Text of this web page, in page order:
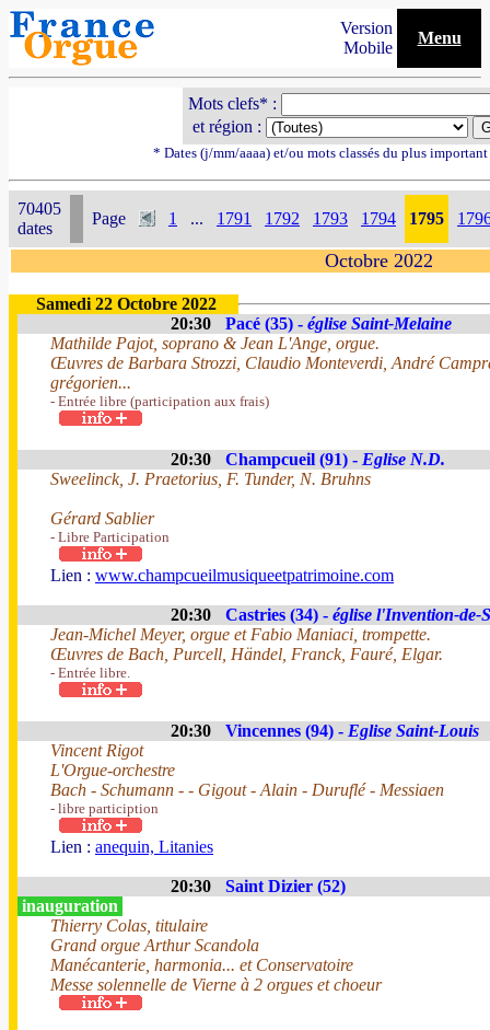
Version
Mobile
Menu
Mots clefs* :
et région :
* Dates (j/mm/aaaa) et/ou mots classés du plus
70405
dates
Page 1 ... 1791 1792 1793 1794 1795
Octobre 2022
Samedi 22 Octobre 2022
20:30
Pacé (35) - église Saint-Melaine
Mathilde Pajot, soprano & Jean L'Ange, orgue.
Œuvres de Barbara Strozzi, Claudio Monteverdi, André
grégorien...
- Entrée libre (participation aux frais)
20:30 Champcueil (91) - Eglise N.D.
Sweelinck, J. Praetorius, F. Tunder, N. Bruhns
Gérard Sablier
- Libre Participation
Lien : www.champcueilmusiqueetpatrimoine.com
20:30 Castries (34) - église l'Invention-de-
Jean-Michel Meyer, orgue et Fabio Maniaci, trompette.
Œuvres de Bach, Purcell, Händel, Franck, Fauré, Elgar.
- Entrée libre.
20:30 Vincennes (94) - Eglise Saint-Louis
Vincent Rigot
L'Orgue-orchestre
Bach - Schumann - - Gigout - Alain - Duruflé - Messiaen
- libre particiption
Lien : anequin, Litanies
20:30
Saint Dizier (52)
inauguration
Thierry Colas, titulaire
Grand orgue Arthur Scandola
Manécanterie, harmonia... et Conservatoire
Messe solennelle de Vierne à 2 orgues et choeur